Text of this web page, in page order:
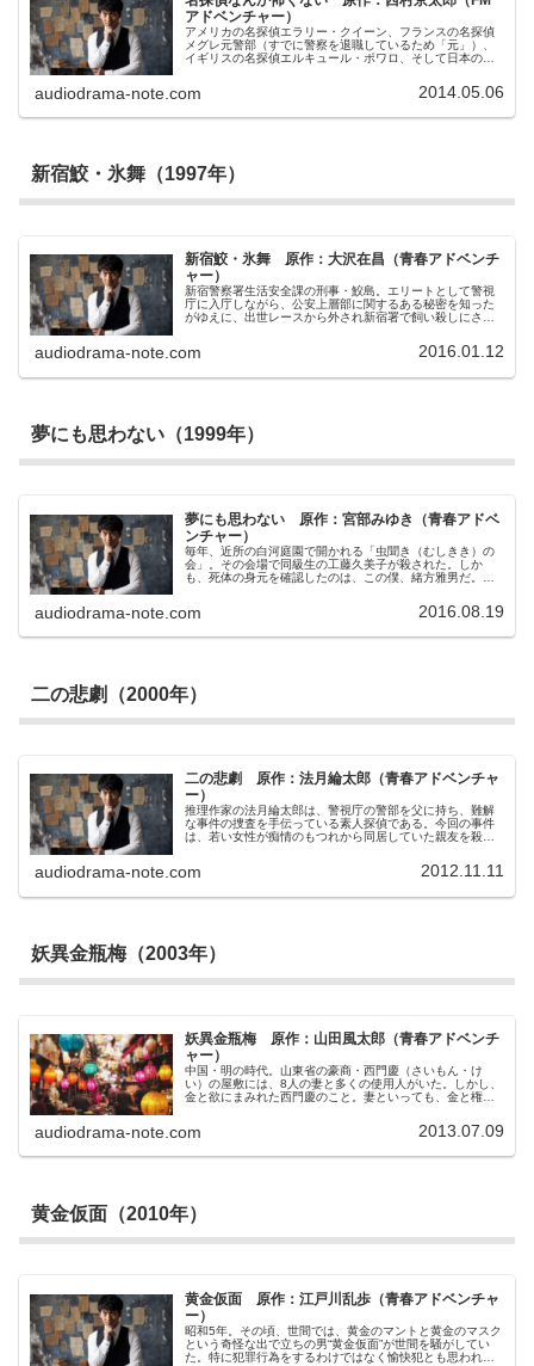
アドベンチャー）
アメリカの名探偵エラリー・クイーン、フランスの名探偵
メグレ元警部（すでに警察を退職しているため「元」）、
イギリスの名探偵エルキュール・ポワロ、そして日本の名
堂に会した。4人を呼び集めたのは日本の富豪である佐藤大
造氏。かの有名な三億円事件を現実の事件として再現し、
真相に迫ろうというのだ。鋭い推理で、“モデル犯人”村越の
audiodrama-note.com 2014.05.06
新宿鮫・氷舞（1997年）
新宿鮫・氷舞 原作：大沢在昌（青春アドベンチ
ャー）
新宿警察署生活安全課の刑事・鮫島。エリートとして警視
庁に入庁しながら、公安上層部に関するある秘密を知った
がゆえに、出世レースから外され新宿署で飼い殺しにされ
しく手出しをすることができない。鮫島は新宿をねぐらと
して、自らが信じる正義のありか、ひとりの刑事としての
ない。一旦、事件に食いついたら決して離れない。そう彼
audiodrama-note.com 2016.01.12
夢にも思わない（1999年）
夢にも思わない 原作：宮部みゆき（青春アドベ
ンチャー）
毎年、近所の白河庭園で開かれる「虫聞き（むしきき）の
会」。その会場で同級生の工藤久美子が殺された。しか
も、死体の身元を確認したのは、この僕、緒方雅男だ。偶
から聞いていた。淡い思いを胸に、会場で工藤さんに会え
ることを期待して行ってみたのだ。それがまさか死体に対
粧に、派手なスカート、高いヒールの靴。いつも学校で見
audiodrama-note.com 2016.08.19
二の悲劇（2000年）
二の悲劇 原作：法月綸太郎（青春アドベンチャ
ー）
推理作家の法月綸太郎は、警視庁の警部を父に持ち、難解
な事件の捜査を手伝っている素人探偵である。今回の事件
は、若い女性が痴情のもつれから同居していた親友を殺害
は動機が不十分な印象は残ったが、ごく単純な事件と思わ
れた。しかし倫太郎は、捜査本部で使われている被疑者と
れていることに気がつく。この事件は名前と顔をなくした
audiodrama-note.com 2012.11.11
妖異金瓶梅（2003年）
妖異金瓶梅 原作：山田風太郎（青春アドベンチ
ャー）
中国・明の時代。山東省の豪商・西門慶（さいもん・け
い）の屋敷には、8人の妻と多くの使用人がいた。しかし、
金と欲にまみれた西門慶のこと。妻といっても、金と権力
や欲望や嫉妬が渦巻く、苦しみの世界であった。特に、第5
夫人である潘金蓮（はん・きんれん）は、絶世の美女であ
ためには何事も躊躇しない女であった。このような環境で
ら事件に無関係でいられない応伯爵は、不承不承、様々な
事件の真相を探り始めるのだが…
audiodrama-note.com 2013.07.09
黄金仮面（2010年）
黄金仮面 原作：江戸川乱歩（青春アドベンチャ
ー）
昭和5年。その頃、世間では、黄金のマントと黄金のマスク
という奇怪な出で立ちの男“黄金仮面”が世間を騒がしてい
た。特に犯罪行為をするわけではなく愉快犯とも思われて